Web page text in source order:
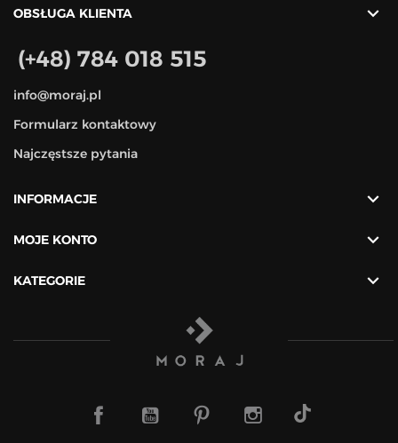
OBSŁUGA KLIENTA 
(+48) 784 018 515
info@moraj.pl
Formularz kontaktowy
Najczęstsze pytania
INFORMACJE 
MOJE KONTO 
KATEGORIE 